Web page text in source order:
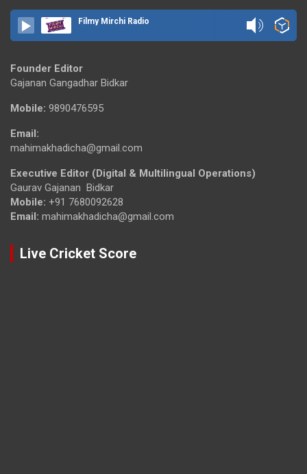
Filmy Mirchi Radio
Founder Editor
Gajanan Gangadhar Bidkar
Mobile: 9890476595
Email:
mahimakhadicha@gmail.com
Executive Editor (Digital & Multilingual Operations)
Gaurav Gajanan Bidkar
Mobile: +91 7680092628
Email: mahimakhadicha@gmail.com
Live Cricket Score